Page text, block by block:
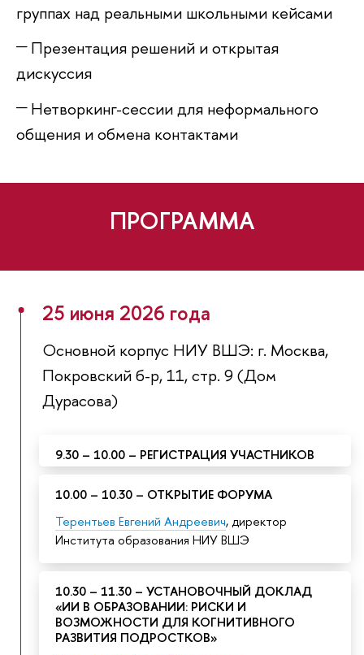
руппах над реальными школьными кейсами
Презентация решений и открытая
дискуссия
Нетворкинг-сессии для неформального
общения и обмена контактами
ПРОГРАММА
25 июня 2026 года
Основной корпус НИУ ВШЭ: г. Москва,
Покровский б-р, 11, стр. 9 (Дом
Дурасова)
9.30 – 10.00 – РЕГИСТРАЦИЯ УЧАСТНИКО
10.00 – 10.30 – ОТКРЫТИЕ ФОРУМА
Терентьев Евгений Андреевич, директор
Института образования НИУ ВШЭ
10.30 – 11.30 – УСТАНОВОЧНЫЙ ДОКЛАД
«ИИ В ОБРАЗОВАНИИ: РИСКИ И
ОЗМОЖНОСТИ ДЛЯ КОГНИТИВНОГО
РАЗВИТИЯ ПОДРОСТКОВ»